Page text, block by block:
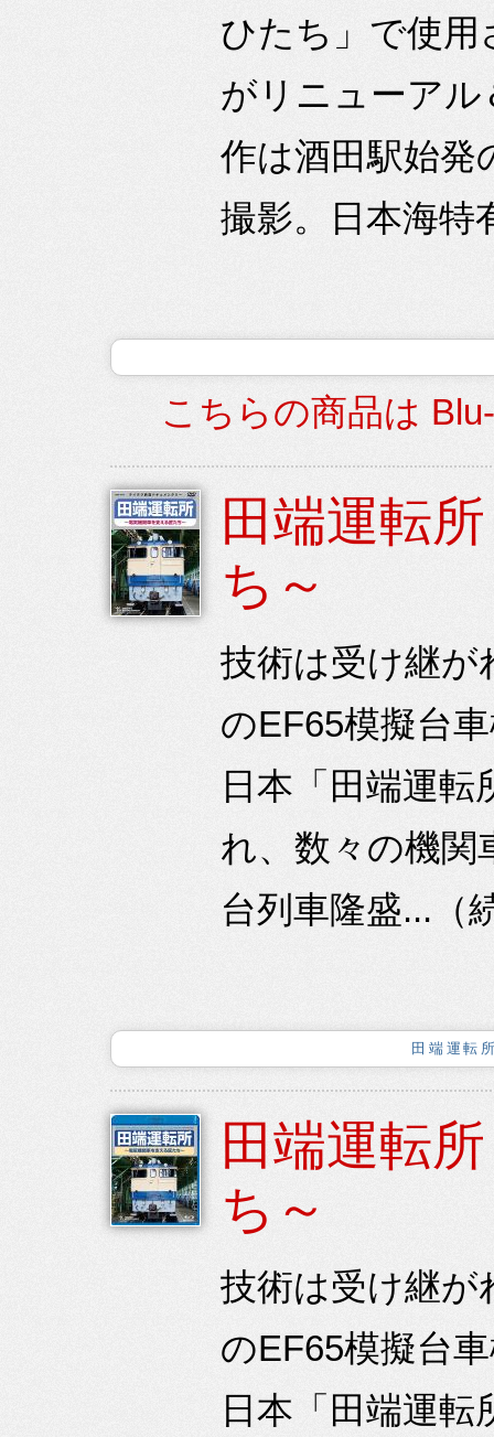
ひたち」で使用
がリニューア
作は酒田駅始発
撮影。日本海特
こちらの商品は
田端運転
ち～
技術は受け継が
のEF65模擬台
日本「田端運
れ、数々の機関
台列車隆盛...（
田端運転
田端運転
ち～
技術は受け継が
のEF65模擬台
日本「田端運